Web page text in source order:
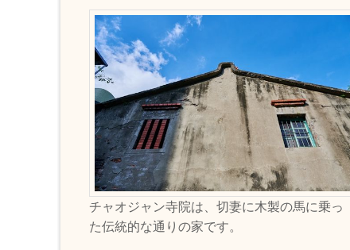
チャオジャン寺院は、切妻に木製の馬に乗っ
た伝統的な通りの家です。